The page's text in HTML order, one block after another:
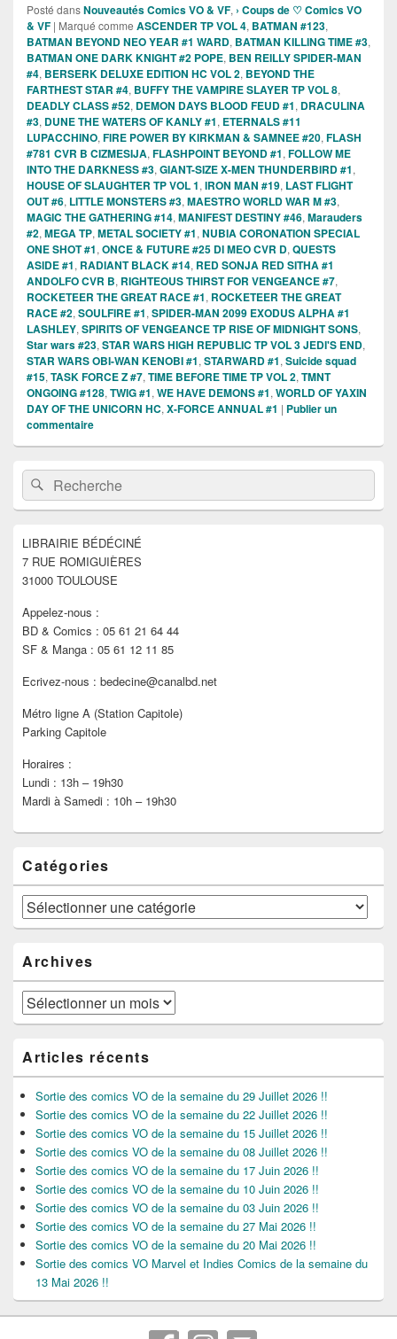
Posté dansNouveautés Comics VO & VF, › Coups de ♡ Comics VO
& VF | Marqué comme ASCENDER TP VOL 4, BATMAN #123,
BATMAN BEYOND NEO YEAR #1 WARD, BATMAN KILLING TIME #3,
BATMAN ONE DARK KNIGHT #2 POPE, BEN REILLY SPIDER-MAN
#4, BERSERK DELUXE EDITION HC VOL 2, BEYOND THE
FARTHEST STAR #4, BUFFY THE VAMPIRE SLAYER TP VOL 8,
DEADLY CLASS #52, DEMON DAYS BLOOD FEUD #1, DRACULINA
#3, DUNE THE WATERS OF KANLY #1, ETERNALS #11
LUPACCHINO, FIRE POWER BY KIRKMAN & SAMNEE #20, FLASH
#781 CVR B CIZMESIJA, FLASHPOINT BEYOND #1, FOLLOW ME
INTO THE DARKNESS #3, GIANT-SIZE X-MEN THUNDERBIRD #1,
HOUSE OF SLAUGHTER TP VOL 1, IRON MAN #19, LAST FLIGHT
OUT #6, LITTLE MONSTERS #3, MAESTRO WORLD WAR M #3,
MAGIC THE GATHERING #14, MANIFEST DESTINY #46, Marauders
#2, MEGA TP, METAL SOCIETY #1, NUBIA CORONATION SPECIAL
ONE SHOT #1, ONCE & FUTURE #25 DI MEO CVR D, QUESTS
ASIDE #1, RADIANT BLACK #14, RED SONJA RED SITHA #1
ANDOLFO CVR B, RIGHTEOUS THIRST FOR VENGEANCE #7,
ROCKETEER THE GREAT RACE #1, ROCKETEER THE GREAT
RACE #2, SOULFIRE #1, SPIDER-MAN 2099 EXODUS ALPHA #1
LASHLEY, SPIRITS OF VENGEANCE TP RISE OF MIDNIGHT SONS,
Star wars #23, STAR WARS HIGH REPUBLIC TP VOL 3 JEDI'S END,
STAR WARS OBI-WAN KENOBI #1, STARWARD #1, Suicide squad
#15, TASK FORCE Z #7, TIME BEFORE TIME TP VOL 2, TMNT
ONGOING #128, TWIG #1, WE HAVE DEMONS #1, WORLD OF YAXIN
DAY OF THE UNICORN HC, X-FORCE ANNUAL #1 | Publier un
commentaire
Zone
principale
de
widget
barre
latérale
Recherche :Rechercher
LIBRAIRIE BÉDÉCINÉ
7 RUE ROMIGUIÈRES
31000 TOULOUSE
Appelez-nous :
BD & Comics : 05 61 21 64 44
SF & Manga : 05 61 12 11 85
Ecrivez-nous : bedecine@canalbd.net
Métro ligne A (Station Capitole)
Parking Capitole
Horaires :
Lundi : 13h – 19h30
Mardi à Samedi : 10h – 19h30
Catégories
Catégories
Archives
Archives
Articles récents
Sortie des comics VO de la semaine du 29 Juillet 2026 !!
Sortie des comics VO de la semaine du 22 Juillet 2026 !!
Sortie des comics VO de la semaine du 15 Juillet 2026 !!
Sortie des comics VO de la semaine du 08 Juillet 2026 !!
Sortie des comics VO de la semaine du 17 Juin 2026 !!
Sortie des comics VO de la semaine du 10 Juin 2026 !!
Sortie des comics VO de la semaine du 03 Juin 2026 !!
Sortie des comics VO de la semaine du 27 Mai 2026 !!
Sortie des comics VO de la semaine du 20 Mai 2026 !!
Sortie des comics VO Marvel et Indies Comics de la semaine du
13 Mai 2026 !!